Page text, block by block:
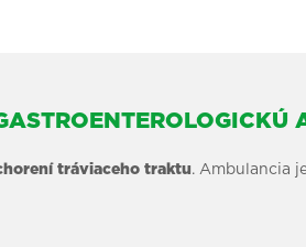
tráviaceho traktu. Ambulancia